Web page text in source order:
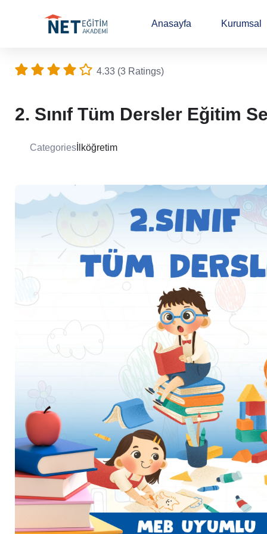
Anasayfa Kurumsal
4.33 (3 Ratings)
2. Sınıf Tüm Dersler Eğitim
Categories İlköğretim